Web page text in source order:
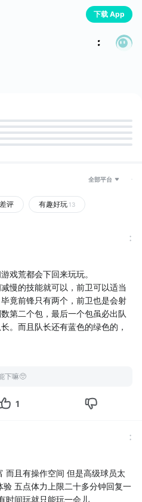
下载 App
全部平台
差评 有趣好玩 13
戏荒都会下回来玩玩。
慢的技能就可以，前卫可以适当
竟前锋只有两个，前卫也是会射
第二个包，最后一个包虽必出队
。而且队长还有蓝色的绿色的，
下嘛🥺
1
而且有操作空间 但是高级球员太
五点体力上限二十多分钟回复一
时间玩就只能玩一会儿